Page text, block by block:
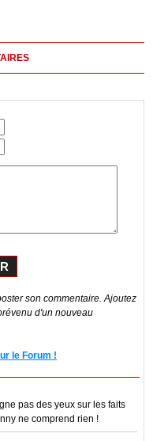
son commentaire. Ajoutez
d'un nouveau
le Forum !
pas des yeux sur les faits
ne comprend rien !